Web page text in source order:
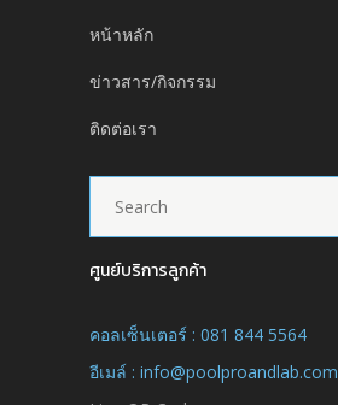
หน้าหลัก
ข่าวสาร/กิจกรรม
ติดต่อเรา
ศูนย์บริการลูกค้า
คอลเซ็นเตอร์ : 081 844 5564
อีเมล์ : info@poolproandlab.com